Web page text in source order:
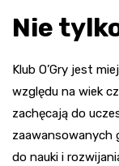
Nie
Klub O’Gry jest
względu na wiek
zachęcają do
zaawansowanych
do nauki i